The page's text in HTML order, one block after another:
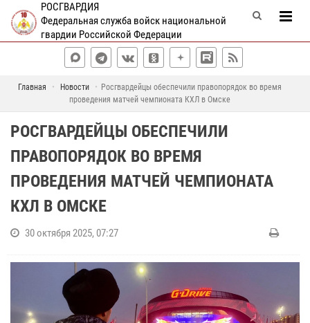
РОСГВАРДИЯ
Федеральная служба войск национальной
гвардии Российской Федерации
Главная Новости
Росгвардейцы обеспечили правопорядок во время
проведения матчей чемпионата КХЛ в Омске
РОСГВАРДЕЙЦЫ ОБЕСПЕЧИЛИ
ПРАВОПОРЯДОК ВО ВРЕМЯ
ПРОВЕДЕНИЯ МАТЧЕЙ ЧЕМПИОНАТА
КХЛ В ОМСКЕ
30 октября 2025, 07:27